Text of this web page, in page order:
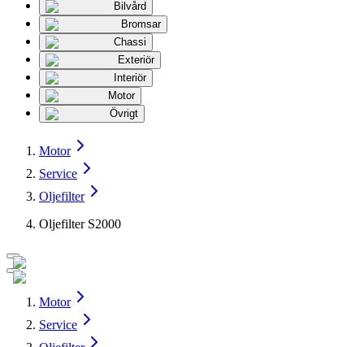
Bilvård
Bromsar
Chassi
Exteriör
Interiör
Motor
Övrigt
Motor
Service
Oljefilter
Oljefilter S2000
Motor
Service